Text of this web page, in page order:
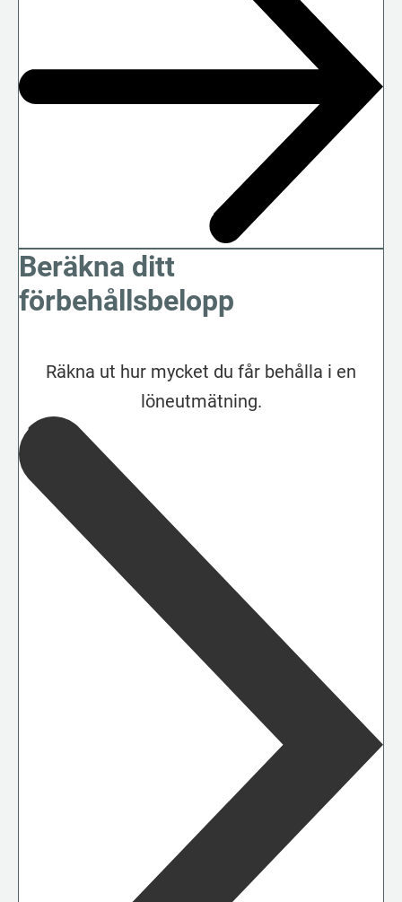
Beräkna ditt
förbehållsbelopp
Räkna ut hur mycket du får behålla i en
löneutmätning.